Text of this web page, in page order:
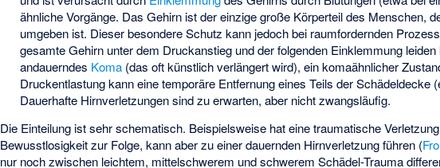
ähnliche Vorgänge. Das Gehirn ist der einzige große Körperteil des Menschen,
umgeben ist. Dieser besondere Schutz kann jedoch bei raumfordernden
gesamte Gehirn unter dem Druckanstieg und der folgenden Einklemmung
andauerndes Koma(das oft künstlich verlängert wird), ein komaähnlicher
Druckentlastung kann eine temporäre Entfernung eines Teils der Schädeldecke
Dauerhafte Hirnverletzungen sind zu erwarten, aber nicht zwangsläufig.
Die Einteilung ist sehr schematisch. Beispielsweise hat eine traumatische
Bewusstlosigkeit zur Folge, kann aber zu einer dauernden Hirnverletzung führen (
nur noch zwischen leichtem, mittelschwerem und schwerem Schädel-Trauma